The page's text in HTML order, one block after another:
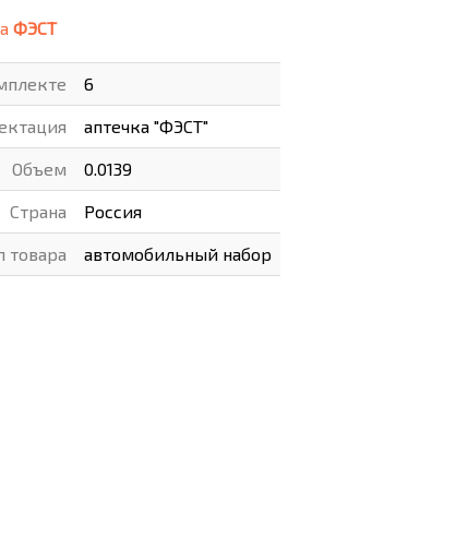
И ОСВЕЩЕНИЕ
ФЭСТ
6
аптечка "ФЭСТ"
Объем 0.0139
Страна Россия
товара автомобильный набор